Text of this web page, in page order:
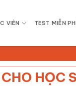
VIÊN TEST MIỄN PHÍ
HỌC